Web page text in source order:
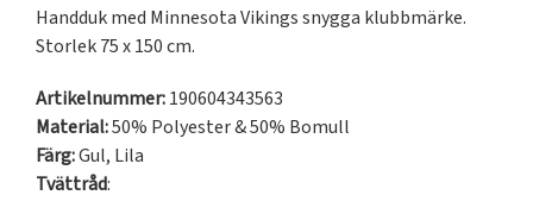
Handduk med Minnesota Vikings snygga klubbmärke.
Storlek 75 x 150 cm.
Artikelnummer:190604343563
Material:50% Polyester & 50% Bomull
Färg:Gul, Lila
Tvättråd: